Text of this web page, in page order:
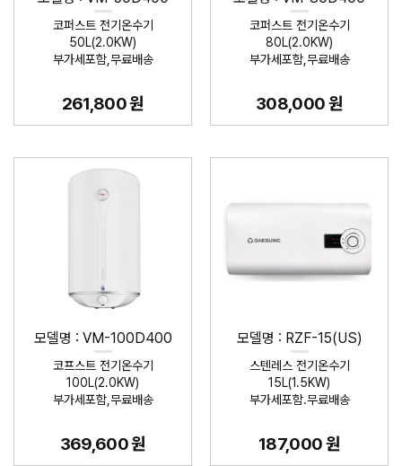
코퍼스트 전기온수기
50L(2.0KW)
부가세포함,무료배송
261,800 원
코퍼스트 전기온수기
80L(2.0KW)
부가세포함,무료배송
308,000 원
모델명 : VM-100D400
코프스트 전기온수기
100L(2.0KW)
부가세포함,무료배송
369,600 원
모델명 : RZF-15(US)
스텐레스 전기온수기
15L(1.5KW)
부가세포함.무료배송
187,000 원